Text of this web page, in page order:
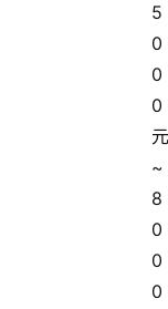
5
0
0
0
元
~
8
0
0
0